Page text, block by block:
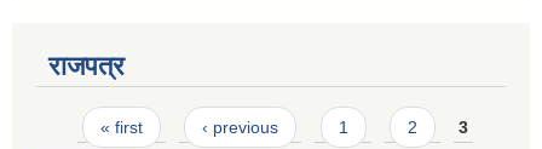
राजपत्र
Pages
« first ‹ previous 1 2 3